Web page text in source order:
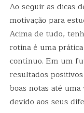
Ao seguir as dicas
motivação para
Acima de tudo,
rotina é uma
contínuo. Em um
resultados
boas notas até
devido aos seus